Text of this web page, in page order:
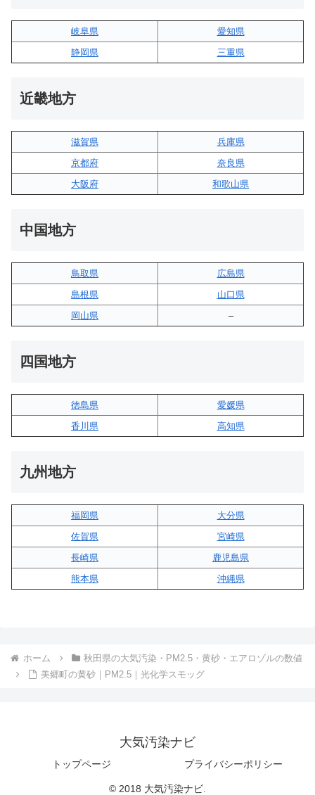
岐阜県
愛知県
静岡県
三重県
近畿地方
滋賀県
兵庫県
京都府
奈良県
大阪府
和歌山県
中国地方
鳥取県
広島県
島根県
山口県
岡山県
–
四国地方
徳島県
愛媛県
香川県
高知県
九州地方
福岡県
大分県
佐賀県
宮崎県
長崎県
鹿児島県
熊本県
沖縄県
ホーム
秋田県の大気汚染・PM2.5・黄砂・エアロゾルの数値
美郷町の黄砂｜PM2.5｜光化学スモッグ
大気汚染ナビ
トップページ プライバシーポリシー
© 2018 大気汚染ナビ.